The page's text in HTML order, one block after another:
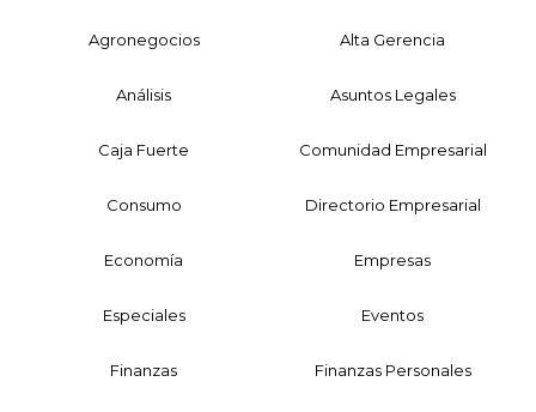
Agronegocios Alta Gerencia
Análisis Asuntos Legales
Caja Fuerte Comunidad Empresarial
Consumo Directorio Empresarial
Economía Empresas
Especiales Eventos
Finanzas Finanzas Personales